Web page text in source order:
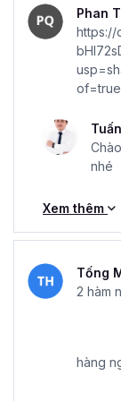
Phan
https://
nhé
Xem thêm
Tống
2 hàm
hàng